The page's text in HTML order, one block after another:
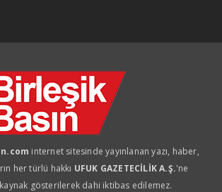
internet sitesinde yayınlanan yazı, haber,
her türlü hakkı UFUK GAZETECİLİK A.Ş.'ne
gösterilerek dahi iktibas edilemez.